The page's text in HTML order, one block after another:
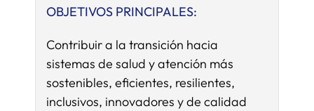
OBJETIVOS PRINCIPALES:
Contribuir a la transición hacia
sistemas de salud y atención más
sostenibles, eficientes, resilientes,
inclusivos, innovadores y de calidad